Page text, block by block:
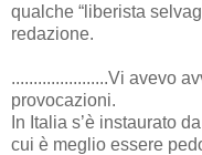
qualche “liberista
redazione.
......................Vi avevo
provocazioni.
In Italia s’è instaurato
cui è meglio essere